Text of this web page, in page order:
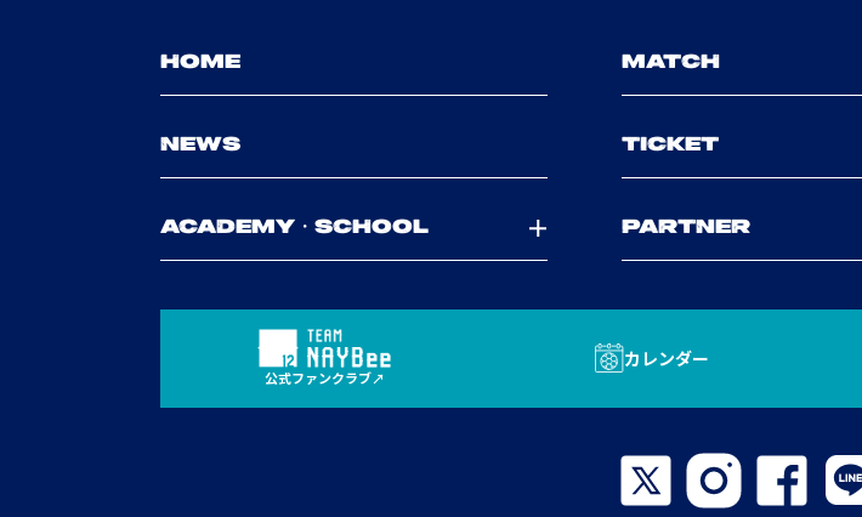
HOME MATCH
NEWS TICKET
ACADEMY・SCHOOL PARTNER
公式ファンクラブ
カレンダー